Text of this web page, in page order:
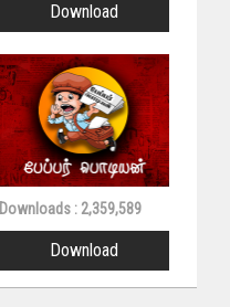
Download
Downloads : 2,359,589
Download